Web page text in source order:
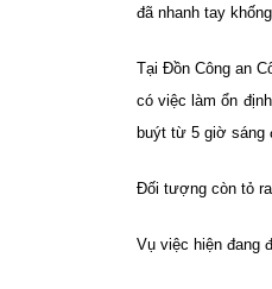
đã nhanh tay
Tại Đồn Công an
có việc làm ổn
buýt từ 5 giờ sáng
Đối tượng còn tỏ
Vụ việc hiện đang